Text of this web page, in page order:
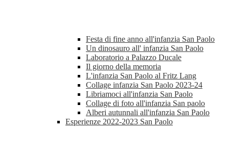
Festa di fine anno all'infanzia San Paolo
Un dinosauro all' infanzia San Paolo
Laboratorio a Palazzo Ducale
Il giorno della memoria
L'infanzia San Paolo al Fritz Lang
Collage infanzia San Paolo 2023-24
Libriamoci all'infanzia San Paolo
Collage di foto all'infanzia San paolo
Alberi autunnali all'infanzia San Paolo
Esperienze 2022-2023 San Paolo